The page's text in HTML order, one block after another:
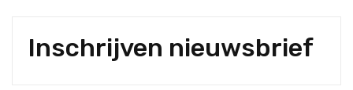
Inschrijven nieuwsbrief